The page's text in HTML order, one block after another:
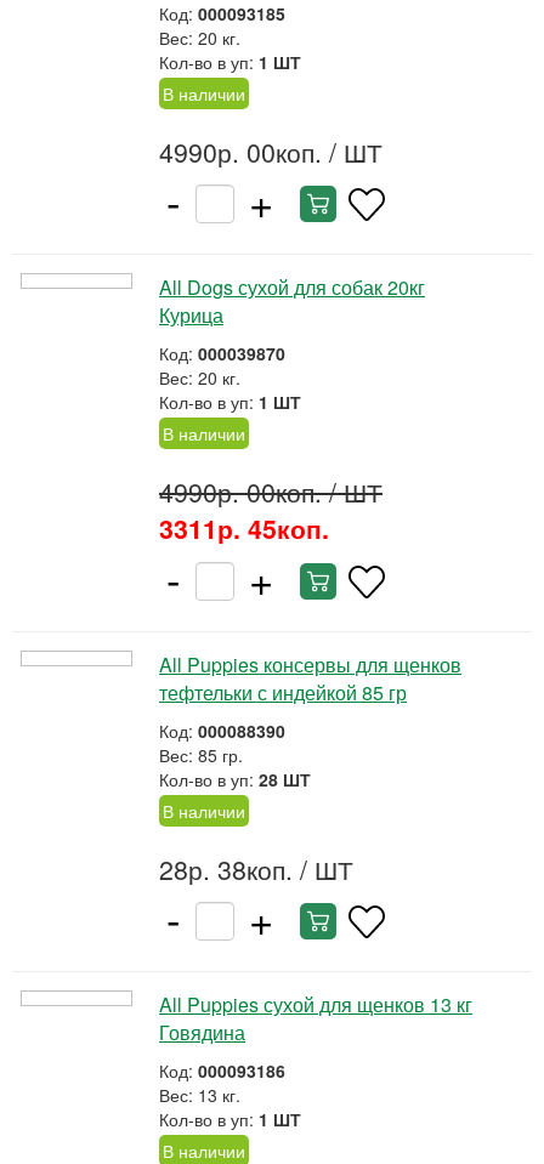
Код: 000093185
Вес: 20 кг.
Кол-во в уп: 1 ШТ
В наличии
4990р. 00коп. / ШТ
- +
All Dogs сухой для собак 20кг
Курица
Код: 000039870
Вес: 20 кг.
Кол-во в уп: 1 ШТ
В наличии
4990р. 00коп./ ШТ
3311р. 45коп.
- +
All Puppies консервы для щенков
тефтельки с индейкой 85 гр
Код: 000088390
Вес: 85 гр.
Кол-во в уп: 28 ШТ
В наличии
28р. 38коп. / ШТ
- +
All Puppies сухой для щенков 13 кг
Говядина
Код: 000093186
Вес: 13 кг.
Кол-во в уп: 1 ШТ
В наличии